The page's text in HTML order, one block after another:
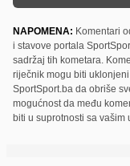
NAPOMENA: Komentari
i stavove portala
sadržaj tih kometara.
riječnik mogu biti
SportSport.ba da obriše
mogućnost da među
biti u suprotnosti sa vašim